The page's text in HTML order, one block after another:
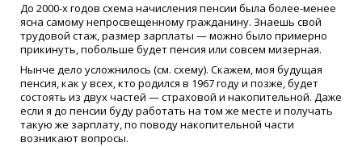
До 2000-х годов схема начисления пенсии была более-менее
ясна самому непросвещенному гражданину. Знаешь свой
трудовой стаж, размер зарплаты — можно было примерно
прикинуть, побольше будет пенсия или совсем мизерная.
Нынче дело усложнилось (см. схему). Скажем, моя будущая
пенсия, как у всех, кто родился в 1967 году и позже, будет
состоять из двух частей — страховой и накопительной. Даже
если я до пенсии буду работать на том же месте и получать
такую же зарплату, по поводу накопительной части
возникают вопросы.